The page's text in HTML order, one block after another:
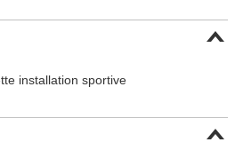
installation sportive